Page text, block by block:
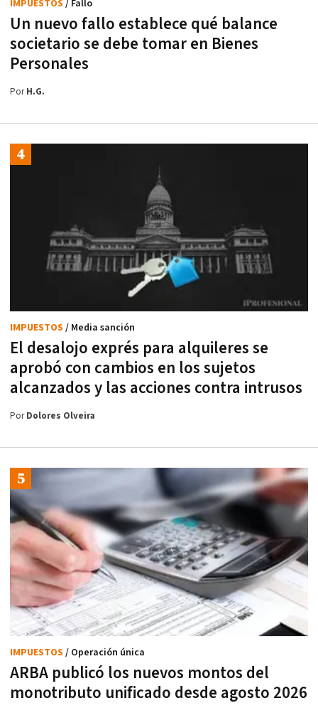
Un nuevo fallo establece qué balance
societario se debe tomar en Bienes
Personales
IMPUESTOS / Fallo
PorH.G.
El desalojo exprés para alquileres se
aprobó con cambios en los sujetos
alcanzados y las acciones contra intrusos
IMPUESTOS / Media sanción
PorDolores Olveira
ARBA publicó los nuevos montos del
monotributo unificado desde agosto 2026
IMPUESTOS / Operación única